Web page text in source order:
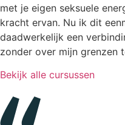
met je eigen seksuele
kracht ervan. Nu ik dit
daadwerkelijk een
zonder over mijn grenzen
Bekijk alle cursussen